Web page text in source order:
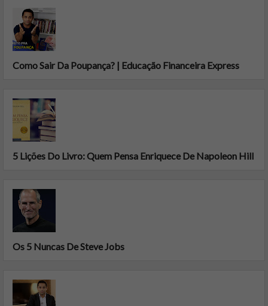
Como Sair Da Poupança? | Educação Financeira Express
5 Lições Do Livro: Quem Pensa Enriquece De Napoleon Hill
Os 5 Nuncas De Steve Jobs